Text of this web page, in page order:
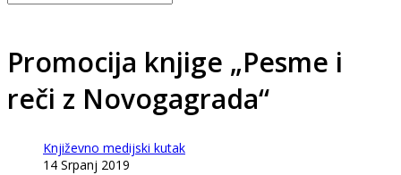
Promocija knjige „Pesme i
reči z Novogagrada“
Književno medijski kutak
14 Srpanj 2019